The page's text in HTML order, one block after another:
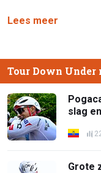
Lees meer
Tour Down Under
slag
Grote